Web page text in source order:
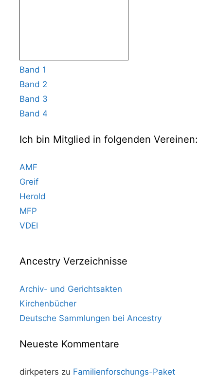
Band 1
Band 2
Band 3
Band 4
Ich bin Mitglied in folgenden Vereinen:
AMF
Greif
Herold
MFP
VDEI
Ancestry Verzeichnisse
Archiv- und Gerichtsakten
Kirchenbücher
Deutsche Sammlungen bei Ancestry
Neueste Kommentare
dirkpeters zu Familienforschungs-Paket